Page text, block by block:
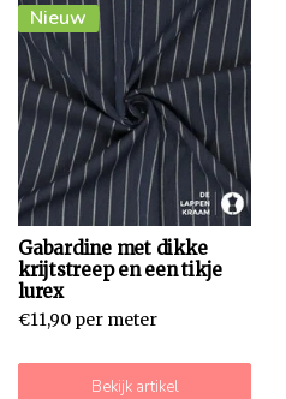
Nieuw
Gabardine met dikke
krijtstreep en een tikje
lurex
€11,90 per meter
Bekijk artikel